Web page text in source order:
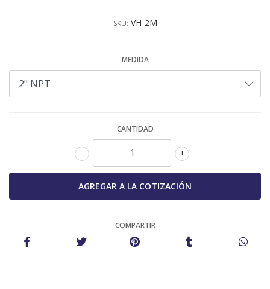
SKU: VH-2M
MEDIDA
CANTIDAD
+
-
COMPARTIR